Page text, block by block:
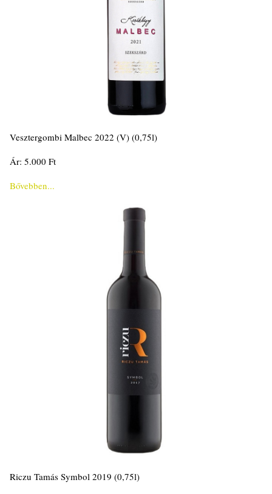
Vesztergombi Malbec 2022 (V) (0,75l)
Ár: 5.000 Ft
Bővebben...
Riczu Tamás Symbol 2019 (0,75l)